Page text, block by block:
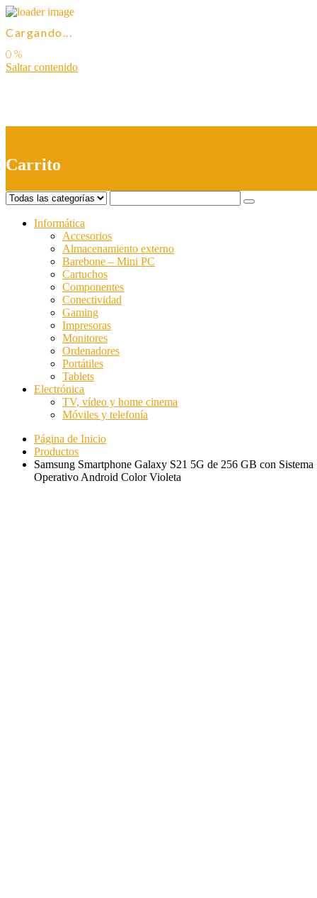
Cargando...
Saltar contenido
Carrito
Informática
Accesorios
Almacenamiento externo
Barebone – Mini PC
Cartuchos
Componentes
Conectividad
Gaming
Impresoras
Monitores
Ordenadores
Portátiles
Tablets
Electrónica
TV, vídeo y home cinema
Móviles y telefonía
Página de Inicio
Productos
Samsung Smartphone Galaxy S21 5G de 256 GB con Sistema
Operativo Android Color Violeta